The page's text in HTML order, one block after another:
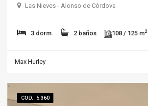
Las Nieves - Alonso de Córdova
3 dorm. 2 baños 108 / 125 m2
Max Hurley
COD.: 5.360